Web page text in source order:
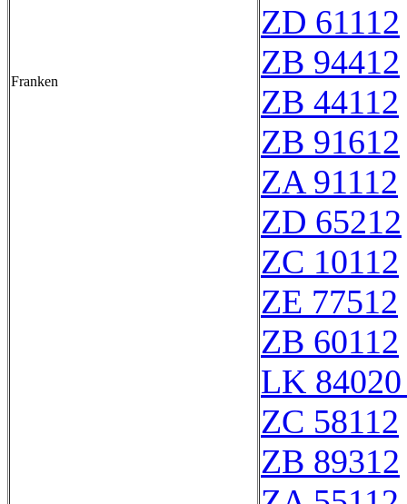
Franken
ZD 61112
ZB 94412
ZB 44112
ZB 91612
ZA 91112
ZD 65212
ZC 10112
ZE 77512
ZB 60112
LK
ZC 58112
ZB 89312